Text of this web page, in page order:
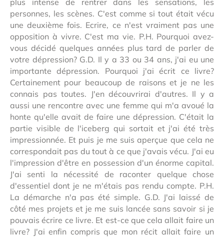
personnes, les scènes. C'est comme si tout était vécu
une deuxième fois. Ecrire, ce n'est vraiment pas une
opposition à vivre. C'est ma vie. P.H. Pourquoi avez-
vous décidé quelques années plus tard de parler de
votre dépression? G.D. Il y a 33 ou 34 ans, j'ai eu une
importante dépression. Pourquoi j'ai écrit ce livre?
Certainement pour beaucoup de raisons et je ne les
connais pas toutes. J'en découvrirai d'autres. Il y a
aussi une rencontre avec une femme qui m'a avoué la
honte qu'elle avait de faire une dépression. C'était la
partie visible de l'iceberg qui sortait et j'ai été très
impressionnée. Et puis je me suis aperçue que cela ne
correspondait pas du tout à ce que j'avais vécu. J'ai eu
l'impression d'être en possession d'un énorme capital.
J'ai senti la nécessité de raconter quelque chose
d'essentiel dont je ne m'étais pas rendu compte. P.H.
La démarche n'a pas été simple. G.D. J'ai laissé de
côté mes projets et je me suis lancée sans savoir si je
pouvais écrire ce livre. Et est-ce que cela allait faire un
livre? J'ai enfin compris que mon récit allait faire un